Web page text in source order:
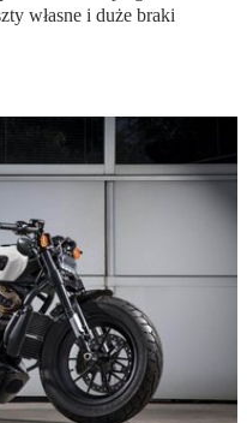
własne i duże braki